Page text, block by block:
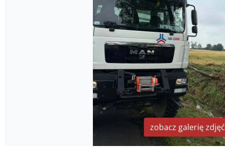
zobacz galerię zdjęć